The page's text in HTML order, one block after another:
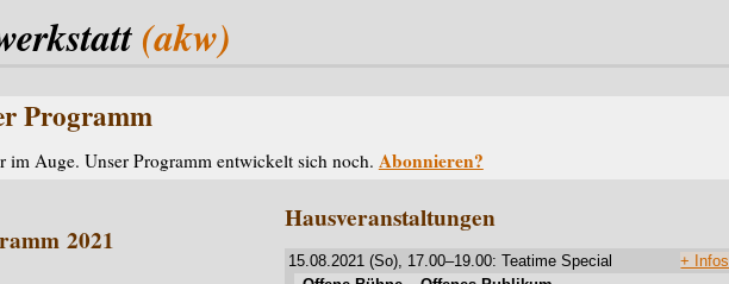
(akw)
Programm
im Auge. Unser Programm entwickelt sich noch. Abonnieren?
2021
Hausveranstaltungen
+ Infos
15.08.2021 (So), 17.00–19.00: Teatime Special